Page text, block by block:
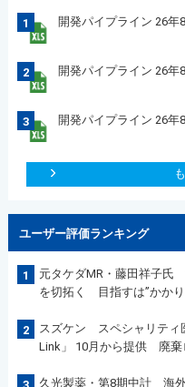
1 開発パイプライン 26年
2 開発パイプライン 26年
3 開発パイプライン 26年
ユーザー評価ランキング
1
元タケダMR・藤田祥子氏
を切拓く 目指すは”かか
2
スズケン スペシャリティ
Link」 10月から提供 廃棄
久光製薬・第8期中計 海